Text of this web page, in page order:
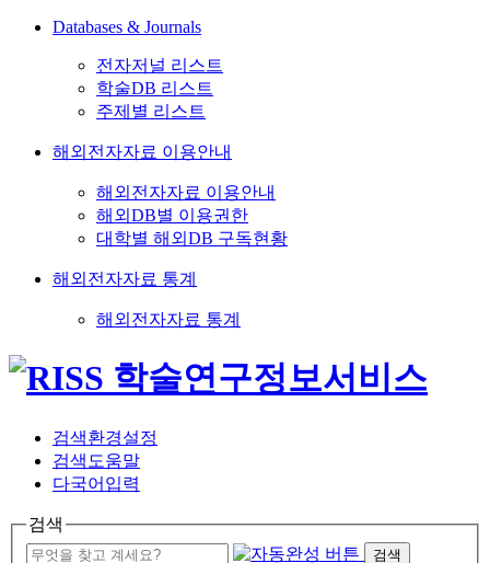
Databases & Journals
전자저널 리스트
학술DB 리스트
주제별 리스트
해외전자자료 이용안내
해외전자자료 이용안내
해외DB별 이용권한
대학별 해외DB 구독현황
해외전자자료 통계
해외전자자료 통계
검색환경설정
검색도움말
다국어입력
검색
검색